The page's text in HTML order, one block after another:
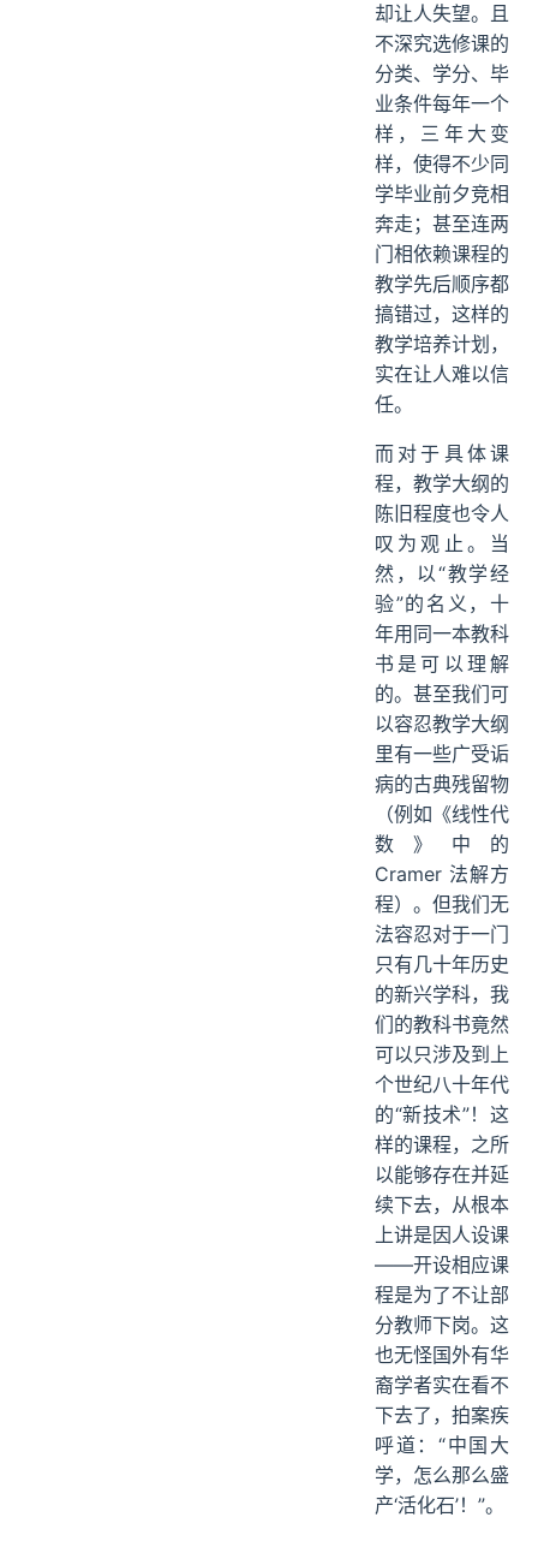
却让人失望。且
不深究选修课的
分类、学分、毕
业条件每年一个
样，三年大变
样，使得不少同
学毕业前夕竞相
奔走；甚至连两
门相依赖课程的
教学先后顺序都
搞错过，这样的
教学培养计划，
实在让人难以信
任。
而对于具体课
程，教学大纲的
陈旧程度也令人
叹为观止。当
然，以“教学经
验”的名义，十
年用同一本教科
书是可以理解
的。甚至我们可
以容忍教学大纲
里有一些广受诟
病的古典残留物
（例如《线性代
数》中的
Cramer 法解方
程）。但我们无
法容忍对于一门
只有几十年历史
的新兴学科，我
们的教科书竟然
可以只涉及到上
个世纪八十年代
的“新技术”！这
样的课程，之所
以能够存在并延
续下去，从根本
上讲是因人设课
——开设相应课
程是为了不让部
分教师下岗。这
也无怪国外有华
裔学者实在看不
下去了，拍案疾
呼道：“中国大
学，怎么那么盛
产‘活化石’！”。